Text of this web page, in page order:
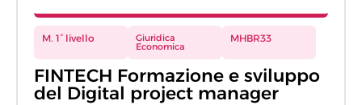
M. 1° livello Giuridica
Economica
MHBR33
FINTECH Formazione e sviluppo
del Digital project manager